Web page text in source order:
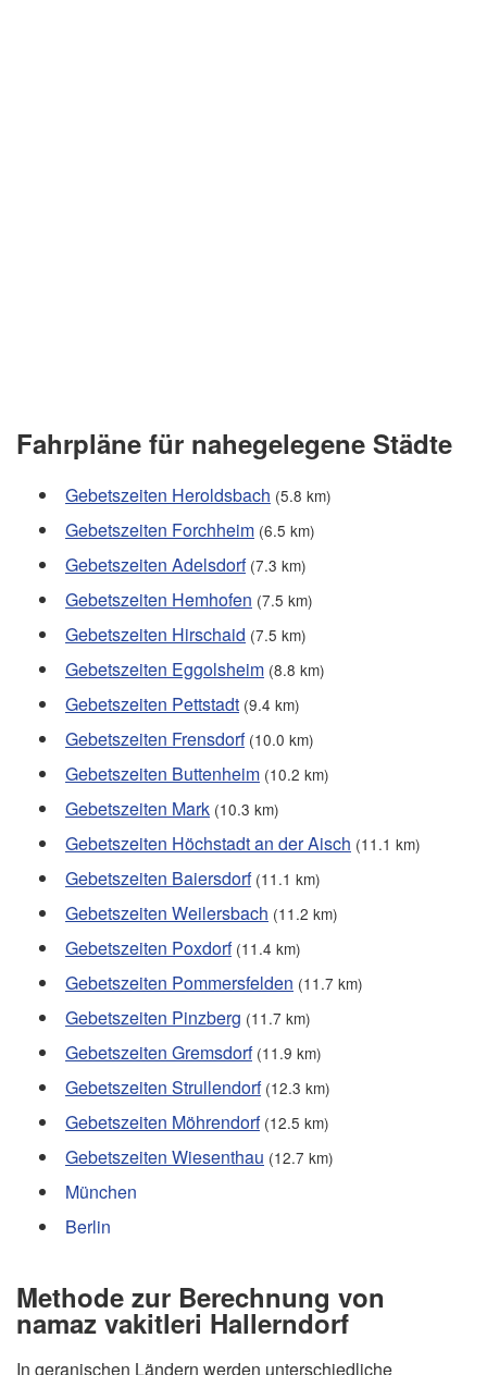
Fahrpläne für nahegelegene Städte
Gebetszeiten Heroldsbach (5.8 km)
Gebetszeiten Forchheim (6.5 km)
Gebetszeiten Adelsdorf (7.3 km)
Gebetszeiten Hemhofen (7.5 km)
Gebetszeiten Hirschaid (7.5 km)
Gebetszeiten Eggolsheim (8.8 km)
Gebetszeiten Pettstadt (9.4 km)
Gebetszeiten Frensdorf (10.0 km)
Gebetszeiten Buttenheim (10.2 km)
Gebetszeiten Mark (10.3 km)
Gebetszeiten Höchstadt an der Aisch (11.1 km)
Gebetszeiten Baiersdorf (11.1 km)
Gebetszeiten Weilersbach (11.2 km)
Gebetszeiten Poxdorf (11.4 km)
Gebetszeiten Pommersfelden (11.7 km)
Gebetszeiten Pinzberg (11.7 km)
Gebetszeiten Gremsdorf (11.9 km)
Gebetszeiten Strullendorf (12.3 km)
Gebetszeiten Möhrendorf (12.5 km)
Gebetszeiten Wiesenthau (12.7 km)
München
Berlin
Methode zur Berechnung von
namaz vakitleri Hallerndorf
In geranischen Ländern werden unterschiedliche